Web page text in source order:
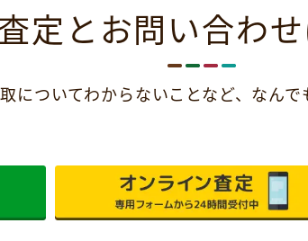
定とお問い合わ
についてわからないことなど、 なんで